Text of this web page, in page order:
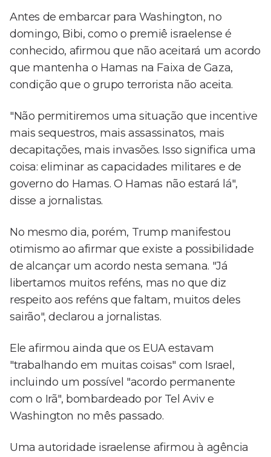
Antes de embarcar para Washington, no
domingo, Bibi, como o premiê israelense é
conhecido, afirmou que não aceitará um acordo
que mantenha o Hamas na Faixa de Gaza,
condição que o grupo terrorista não aceita.
"Não permitiremos uma situação que incentive
mais sequestros, mais assassinatos, mais
decapitações, mais invasões. Isso significa uma
coisa: eliminar as capacidades militares e de
governo do Hamas. O Hamas não estará lá",
disse a jornalistas.
No mesmo dia, porém, Trump manifestou
otimismo ao afirmar que existe a possibilidade
de alcançar um acordo nesta semana. "Já
libertamos muitos reféns, mas no que diz
respeito aos reféns que faltam, muitos deles
sairão", declarou a jornalistas.
Ele afirmou ainda que os EUA estavam
"trabalhando em muitas coisas" com Israel,
incluindo um possível "acordo permanente
com o Irã", bombardeado por Tel Aviv e
Washington no mês passado.
Uma autoridade israelense afirmou à agência